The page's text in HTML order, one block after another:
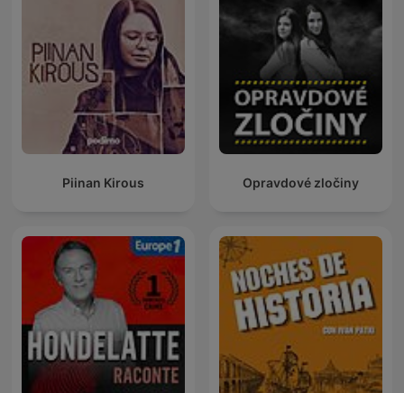
Piinan Kirous Opravdové zločiny